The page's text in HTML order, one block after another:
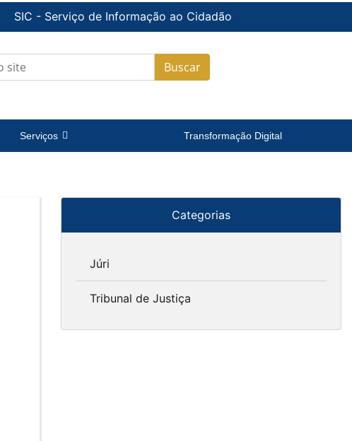
SIC - Serviço de Informação ao Cidadão
Buscar
Serviços Transformação Digital
Categorias
Júri
Tribunal de Justiça